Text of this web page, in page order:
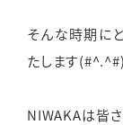
そんな時期にと
たします(#^.^#)
NIWAKAは皆